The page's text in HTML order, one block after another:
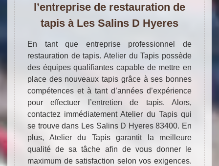
l’entreprise de restauration de
tapis à Les Salins D Hyeres
En tant que entreprise professionnel de
restauration de tapis. Atelier du Tapis possède
des équipes qualifiantes capable de mettre en
place des nouveaux tapis grâce à ses bonnes
compétences et à tant d’années d’expérience
pour effectuer l’entretien de tapis. Alors,
contactez immédiatement Atelier du Tapis qui
se trouve dans Les Salins D Hyeres 83400. En
plus, Atelier du Tapis garantit la meilleure
qualité de sa tâche afin de vous donner le
maximum de satisfaction selon vos exigences.